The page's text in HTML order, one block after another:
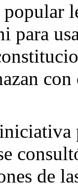
de